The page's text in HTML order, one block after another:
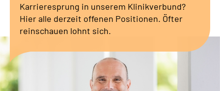
Karriere
Erweiterte Suche
Karrieresprung in unserem Klinikverbund?
Hier alle derzeit offenen Positionen. Öfter
reinschauen lohnt sich.